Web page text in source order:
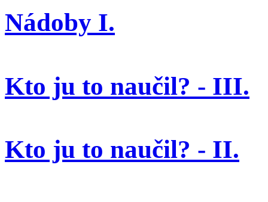
Nádoby I.
Kto ju to naučil? - III.
Kto ju to naučil? - II.